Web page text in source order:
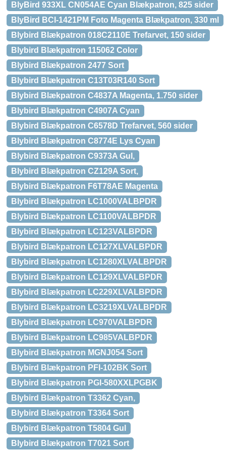
BlyBird 933XL CN054AE Cyan Blækpatron, 825 sider
BlyBird BCI-1421PM Foto Magenta Blækpatron, 330 ml
Blybird Blækpatron 018C2110E Trefarvet, 150 sider
Blybird Blækpatron 115062 Color
Blybird Blækpatron 2477 Sort
Blybird Blækpatron C13T03R140 Sort
Blybird Blækpatron C4837A Magenta, 1.750 sider
Blybird Blækpatron C4907A Cyan
Blybird Blækpatron C6578D Trefarvet, 560 sider
Blybird Blækpatron C8774E Lys Cyan
Blybird Blækpatron C9373A Gul,
Blybird Blækpatron CZ129A Sort,
Blybird Blækpatron F6T78AE Magenta
Blybird Blækpatron LC1000VALBPDR
Blybird Blækpatron LC1100VALBPDR
Blybird Blækpatron LC123VALBPDR
Blybird Blækpatron LC127XLVALBPDR
Blybird Blækpatron LC1280XLVALBPDR
Blybird Blækpatron LC129XLVALBPDR
Blybird Blækpatron LC229XLVALBPDR
Blybird Blækpatron LC3219XLVALBPDR
Blybird Blækpatron LC970VALBPDR
Blybird Blækpatron LC985VALBPDR
Blybird Blækpatron MGNJ054 Sort
Blybird Blækpatron PFI-102BK Sort
Blybird Blækpatron PGI-580XXLPGBK
Blybird Blækpatron T3362 Cyan,
Blybird Blækpatron T3364 Sort
Blybird Blækpatron T5804 Gul
Blybird Blækpatron T7021 Sort